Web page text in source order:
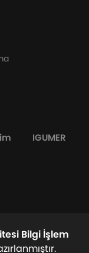
IGUMER
Bilgi İşlem